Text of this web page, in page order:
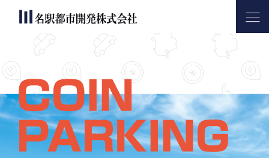
サービス内容
会社案内
お問い合わせ